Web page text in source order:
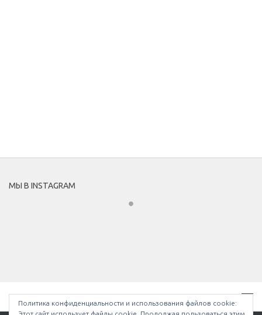
МЫ В INSTAGRAM
Политика конфиденциальности и использования файлов сookie: